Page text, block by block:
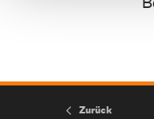
Zurück